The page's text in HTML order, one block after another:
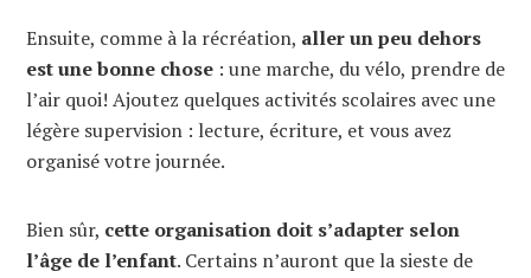
Ensuite, comme à la récréation, aller un peu dehors
est une bonne chose : une marche, du vélo, prendre de
l’air quoi! Ajoutez quelques activités scolaires avec une
légère supervision : lecture, écriture, et vous avez
organisé votre journée.
Bien sûr, cette organisation doit s’adapter selon
l’âge de l’enfant. Certains n’auront que la sieste de